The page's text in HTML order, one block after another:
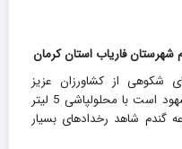
شهرستان فاریاب استان کرمان
شکوهی از کشاورزان عزیز
شهرستان فاریاب استان کرمان کاملا مشهود است با محلولپاشی 5 لیتر
گندم شاهد رخدادهای بسیار